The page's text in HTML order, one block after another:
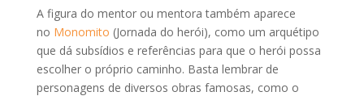
A figura do mentor ou mentora também aparece
no Monomito (Jornada do herói), como um arquétipo
que dá subsídios e referências para que o herói possa
escolher o próprio caminho. Basta lembrar de
personagens de diversos obras famosas, como o